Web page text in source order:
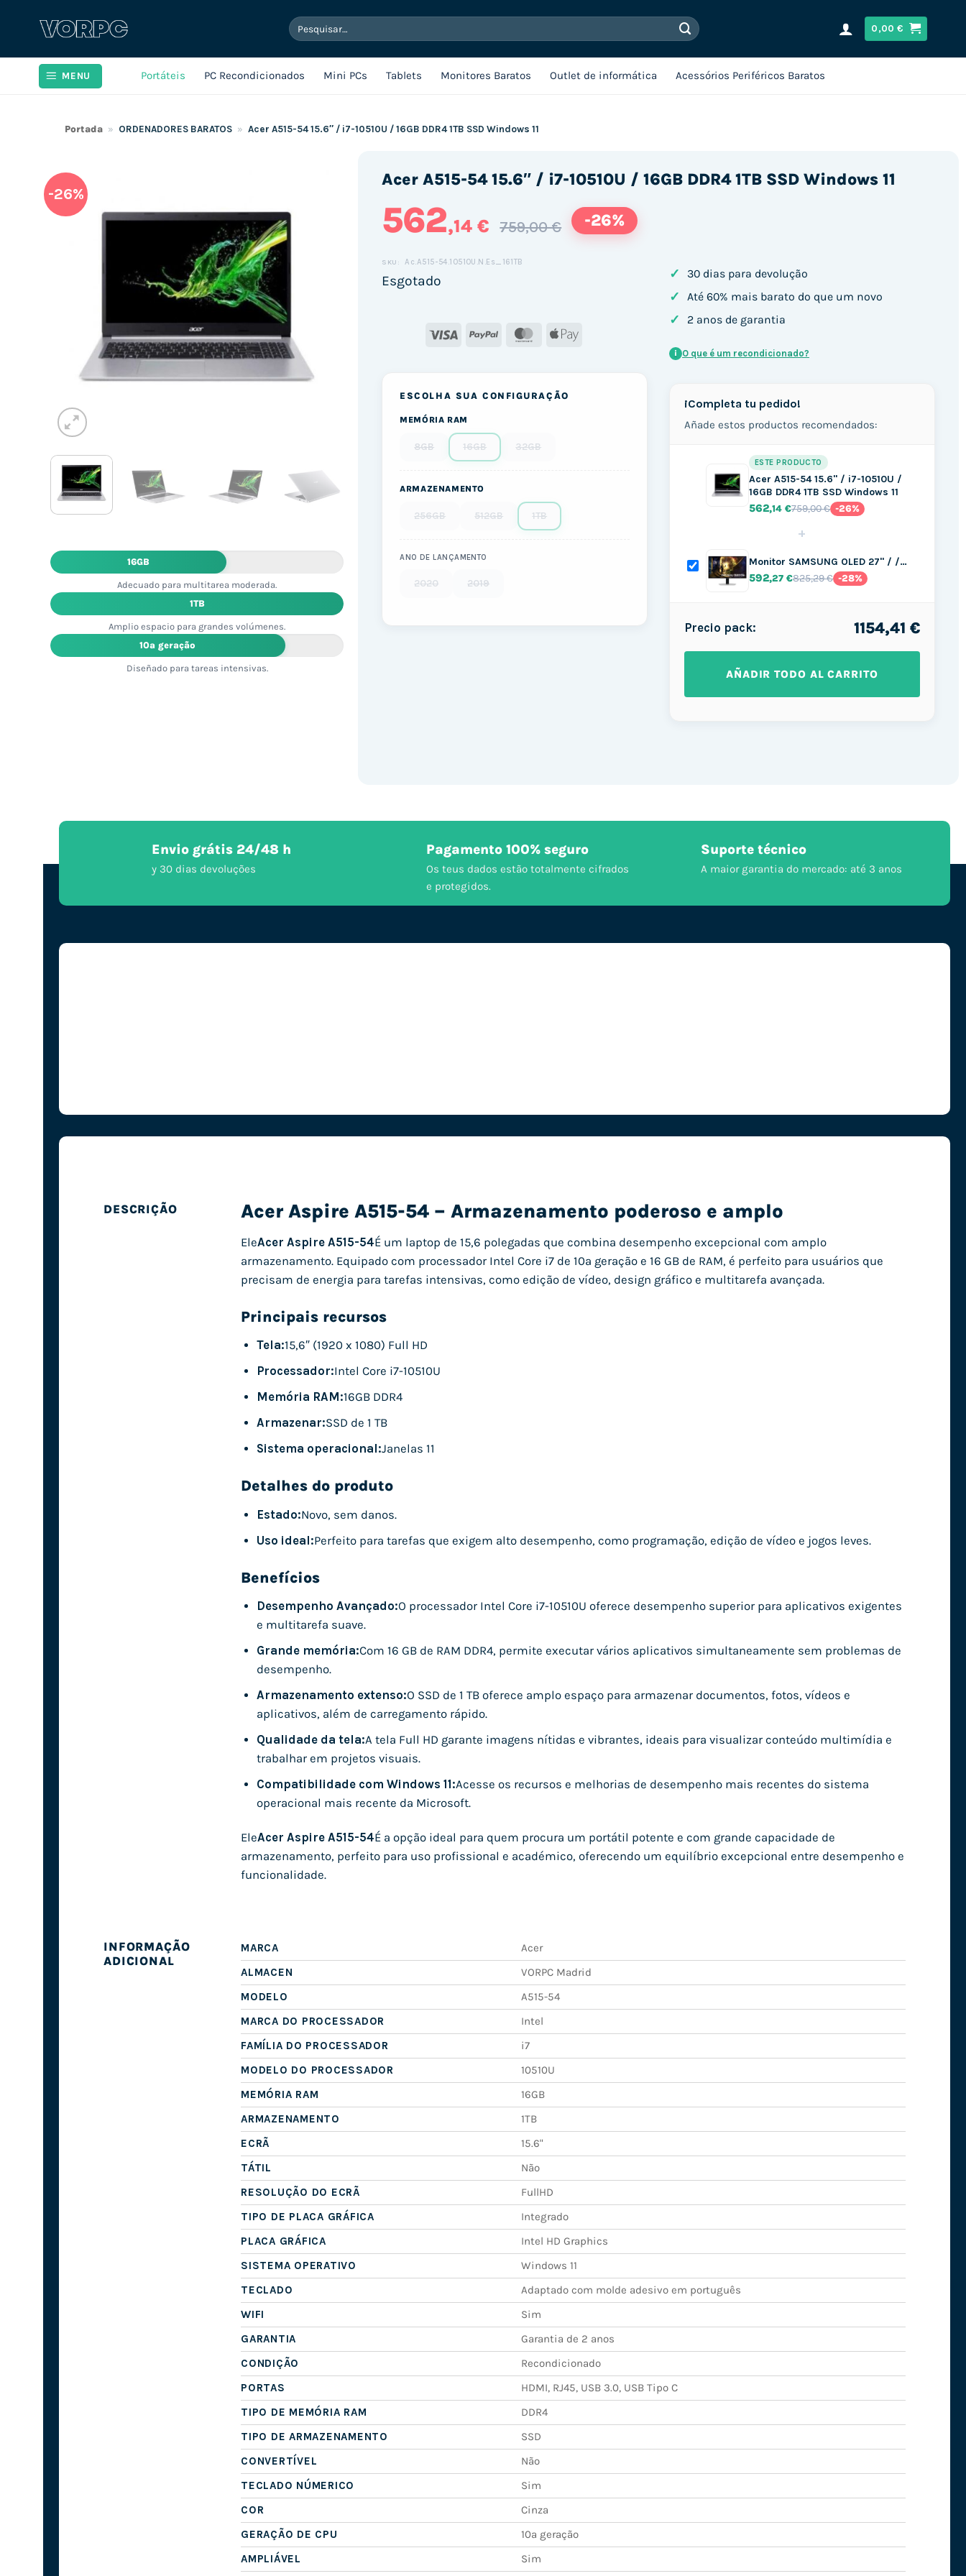
Pesquisar
por:
0,00€
MENU Portáteis PC Recondicionados Mini PCs Tablets Monitores Baratos Outlet de informática Acessórios Periféricos Baratos
Portada » ORDENADORES BARATOS » Acer A515-54 15.6″ / i7-10510U / 16GB DDR4 1TB SSD Windows 11
-26%
16GB
Adecuado para multitarea moderada.
1TB
Amplio espacio para grandes volúmenes.
10ª geração
Diseñado para tareas intensivas.
Acer A515-54 15.6″ / i7-10510U / 16GB DDR4 1TB SSD Windows 11
562,14 € 759,00 € -26%
SKU: Ac.A515-54.10510U.N.Es_161TB
Esgotado
Visa PayPal MasterCard
Apple
ESCOLHA SUA CONFIGURAÇÃO
MEMÓRIA RAM
8GB 16GB 32GB
ARMAZENAMENTO
256GB 512GB 1TB
ANO DE LANÇAMENTO
2020 2019
✓ 30 dias para devolução
✓ Até 60% mais barato do que um novo
✓ 2 anos de garantia
i O que é um recondicionado?
¡Completa tu pedido!
Añade estos productos recomendados:
ESTE PRODUCTO
Acer A515-54 15.6" / i7-10510U /
16GB DDR4 1TB SSD Windows 11
562,14 €759,00 € -26%
+
Monitor SAMSUNG OLED 27" / /…
592,27 €825,29 € -28%
Precio pack: 1154,41 €
AÑADIR TODO AL CARRITO
Envio grátis 24/48 h
y 30 dias devoluções
Pagamento 100% seguro
Os teus dados estão totalmente cifrados
e protegidos.
Suporte técnico
A maior garantia do mercado: até 3 anos
DESCRIÇÃO Acer Aspire A515-54 – Armazenamento poderoso e amplo
EleAcer Aspire A515-54É um laptop de 15,6 polegadas que combina desempenho excepcional com amplo
armazenamento. Equipado com processador Intel Core i7 de 10ª geração e 16 GB de RAM, é perfeito para usuários que
precisam de energia para tarefas intensivas, como edição de vídeo, design gráfico e multitarefa avançada.
Principais recursos
Tela:15,6″ (1920 x 1080) Full HD
Processador:Intel Core i7-10510U
Memória RAM:16GB DDR4
Armazenar:SSD de 1 TB
Sistema operacional:Janelas 11
Detalhes do produto
Estado:Novo, sem danos.
Uso ideal:Perfeito para tarefas que exigem alto desempenho, como programação, edição de vídeo e jogos leves.
Benefícios
Desempenho Avançado:O processador Intel Core i7-10510U oferece desempenho superior para aplicativos exigentes
e multitarefa suave.
Grande memória:Com 16 GB de RAM DDR4, permite executar vários aplicativos simultaneamente sem problemas de
desempenho.
Armazenamento extenso:O SSD de 1 TB oferece amplo espaço para armazenar documentos, fotos, vídeos e
aplicativos, além de carregamento rápido.
Qualidade da tela:A tela Full HD garante imagens nítidas e vibrantes, ideais para visualizar conteúdo multimídia e
trabalhar em projetos visuais.
Compatibilidade com Windows 11:Acesse os recursos e melhorias de desempenho mais recentes do sistema
operacional mais recente da Microsoft.
EleAcer Aspire A515-54É a opção ideal para quem procura um portátil potente e com grande capacidade de
armazenamento, perfeito para uso profissional e académico, oferecendo um equilíbrio excepcional entre desempenho e
funcionalidade.
INFORMAÇÃO
ADICIONAL
MARCA
Acer
ALMACEN
VORPC Madrid
MODELO
A515-54
MARCA DO PROCESSADOR
Intel
FAMÍLIA DO PROCESSADOR
i7
MODELO DO PROCESSADOR
10510U
MEMÓRIA RAM
16GB
ARMAZENAMENTO
1TB
ECRÃ
15.6"
TÁTIL
Não
RESOLUÇÃO DO ECRÃ
FullHD
TIPO DE PLACA GRÁFICA
Integrado
PLACA GRÁFICA
Intel HD Graphics
SISTEMA OPERATIVO
Windows 11
TECLADO
Adaptado com molde adesivo em português
WIFI
Sim
GARANTIA
Garantia de 2 anos
CONDIÇÃO
Recondicionado
PORTAS
HDMI, RJ45, USB 3.0, USB Tipo C
TIPO DE MEMÓRIA RAM
DDR4
TIPO DE ARMAZENAMENTO
SSD
CONVERTÍVEL
Não
TECLADO NÚMERICO
Sim
COR
Cinza
GERAÇÃO DE CPU
10ª geração
AMPLIÁVEL
Sim